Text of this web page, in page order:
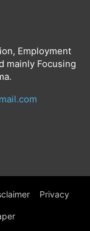
Employment
mainly Focusing
Privacy